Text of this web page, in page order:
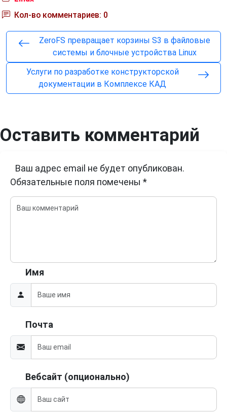
Кол-во комментариев: 0
ZeroFS превращает корзины S3 в файловые
системы и блочные устройства Linux
Услуги по разработке конструкторской
документации в Комплексе КАД
Оставить комментарий
Ваш адрес email не будет опубликован.
Обязательные поля помечены *
Имя
Почта
Вебсайт (опционально)